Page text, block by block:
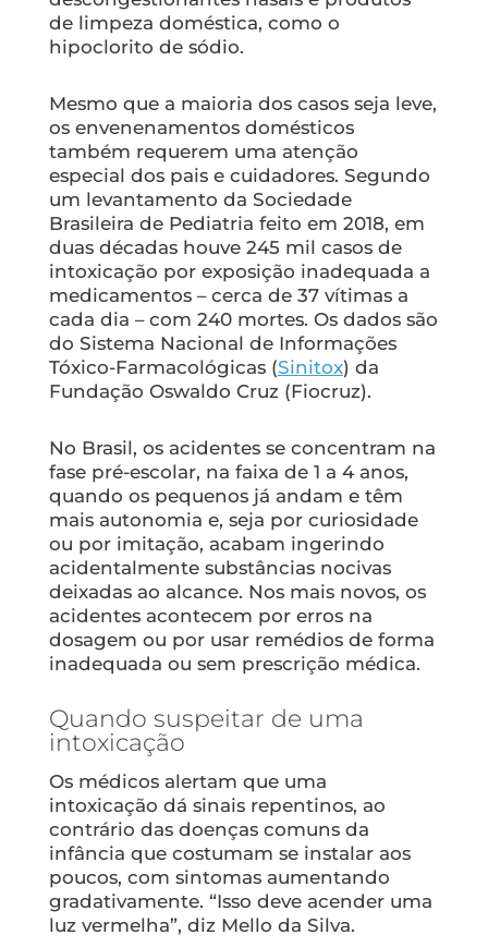
de limpeza doméstica, como o
hipoclorito de sódio.
Mesmo que a maioria dos casos seja leve,
os envenenamentos domésticos
também requerem uma atenção
especial dos pais e cuidadores. Segundo
um levantamento da Sociedade
Brasileira de Pediatria feito em 2018, em
duas décadas houve 245 mil casos de
intoxicação por exposição inadequada a
medicamentos – cerca de 37 vítimas a
cada dia – com 240 mortes. Os dados são
do Sistema Nacional de Informações
Tóxico-Farmacológicas (Sinitox) da
Fundação Oswaldo Cruz (Fiocruz).
No Brasil, os acidentes se concentram na
fase pré-escolar, na faixa de 1 a 4 anos,
quando os pequenos já andam e têm
mais autonomia e, seja por curiosidade
ou por imitação, acabam ingerindo
acidentalmente substâncias nocivas
deixadas ao alcance. Nos mais novos, os
acidentes acontecem por erros na
dosagem ou por usar remédios de forma
inadequada ou sem prescrição médica.
Quando suspeitar de uma
intoxicação
Os médicos alertam que uma
intoxicação dá sinais repentinos, ao
contrário das doenças comuns da
infância que costumam se instalar aos
poucos, com sintomas aumentando
gradativamente. “Isso deve acender uma
luz vermelha”, diz Mello da Silva.